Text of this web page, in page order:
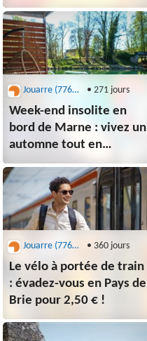
Jouarre (77640) - office de tourisme • 271 jours
Week-end insolite en
bord de Marne : vivez un
automne tout en
douceur à La Ferté-sous-
Jouarre
Jouarre (77640) - office de tourisme • 360 jours
Le vélo à portée de train
: évadez-vous en Pays de
Brie pour 2,50 € !